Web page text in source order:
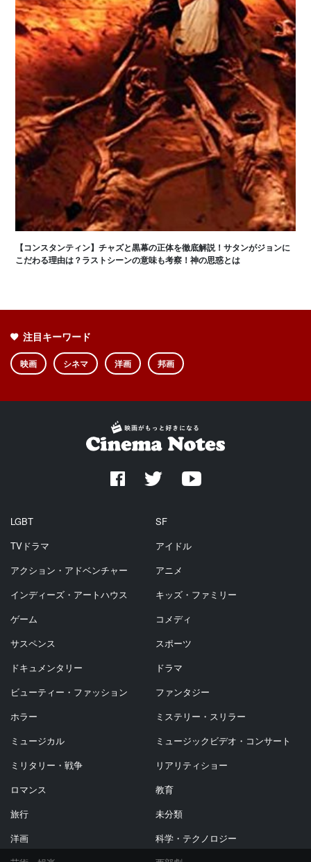
【コンスタンティン】チャズと黒幕の正体を徹底解説！サタンがジョンに
こだわる理由は？ラストシーンの意味も考察！神の思惑とは
注目キーワード
映画 シネマ 洋画 邦画
LGBT
SF
TVドラマ
アイドル
アクション・アドベンチャー
アニメ
インディーズ・アートハウス
キッズ・ファミリー
ゲーム
コメディ
サスペンス
スポーツ
ドキュメンタリー
ドラマ
ビューティー・ファッション
ファンタジー
ホラー
ミステリー・スリラー
ミュージカル
ミュージックビデオ・コンサート
ミリタリー・戦争
リアリティショー
ロマンス
教育
旅行
未分類
洋画
科学・テクノロジー